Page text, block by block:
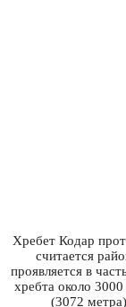
Хребет Кодар
считается
проявляется в
хребта около
(3072